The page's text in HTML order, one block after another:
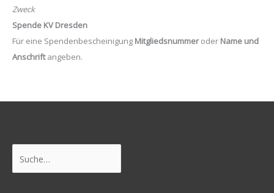
Zweck
Spende KV Dresden
Für eine Spendenbescheinigung Mitgliedsnummeroder Name und
Anschriftangeben.